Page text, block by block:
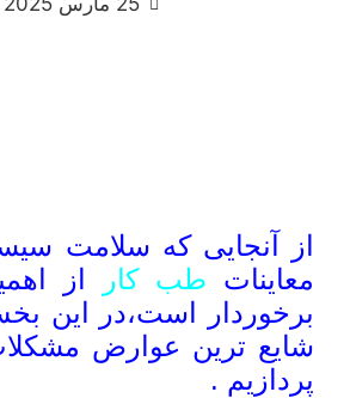
از آنجایی که سلامت
معاینات طب کار
از
برخوردار است،در این
شایع ترین عوارض
پردازیم .